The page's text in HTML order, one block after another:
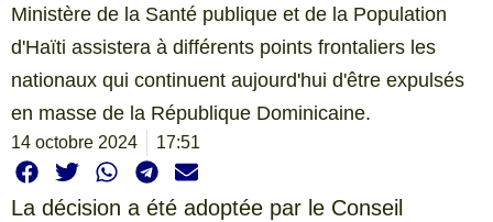
Ministère de la Santé publique et de la Population
d'Haïti assistera à différents points frontaliers les
nationaux qui continuent aujourd'hui d'être expulsés
en masse de la République Dominicaine.
14 octobre 2024 17:51
La décision a été adoptée par le Conseil